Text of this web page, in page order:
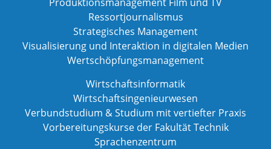
Ressortjournalismus
Strategisches Management
Visualisierung und Interaktion in digitalen Medien
Wertschöpfungsmanagement
Wirtschaftsinformatik
Wirtschaftsingenieurwesen
Verbundstudium & Studium mit vertiefter Praxis
Vorbereitungskurse der Fakultät Technik
Sprachenzentrum